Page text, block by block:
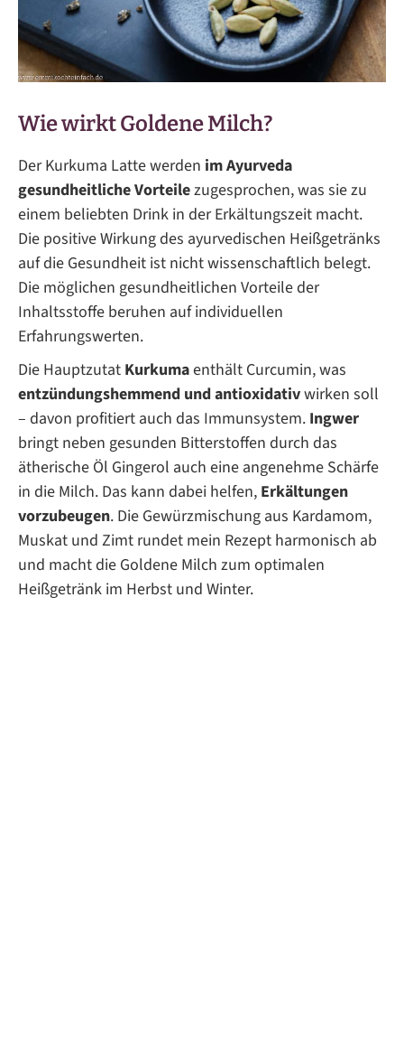
Wie wirkt Goldene Milch?
Der Kurkuma Latte werden im Ayurveda
gesundheitliche Vorteilezugesprochen, was sie zu
einem beliebten Drink in der Erkältungszeit macht.
Die positive Wirkung des ayurvedischen Heißgetränks
auf die Gesundheit ist nicht wissenschaftlich belegt.
Die möglichen gesundheitlichen Vorteile der
Inhaltsstoffe beruhen auf individuellen
Erfahrungswerten.
Die Hauptzutat Kurkumaenthält Curcumin, was
entzündungshemmend und antioxidativwirken soll
– davon profitiert auch das Immunsystem. Ingwer
bringt neben gesunden Bitterstoffen durch das
ätherische Öl Gingerol auch eine angenehme Schärfe
in die Milch. Das kann dabei helfen, Erkältungen
vorzubeugen. Die Gewürzmischung aus Kardamom,
Muskat und Zimt rundet mein Rezept harmonisch ab
und macht die Goldene Milch zum optimalen
Heißgetränk im Herbst und Winter.